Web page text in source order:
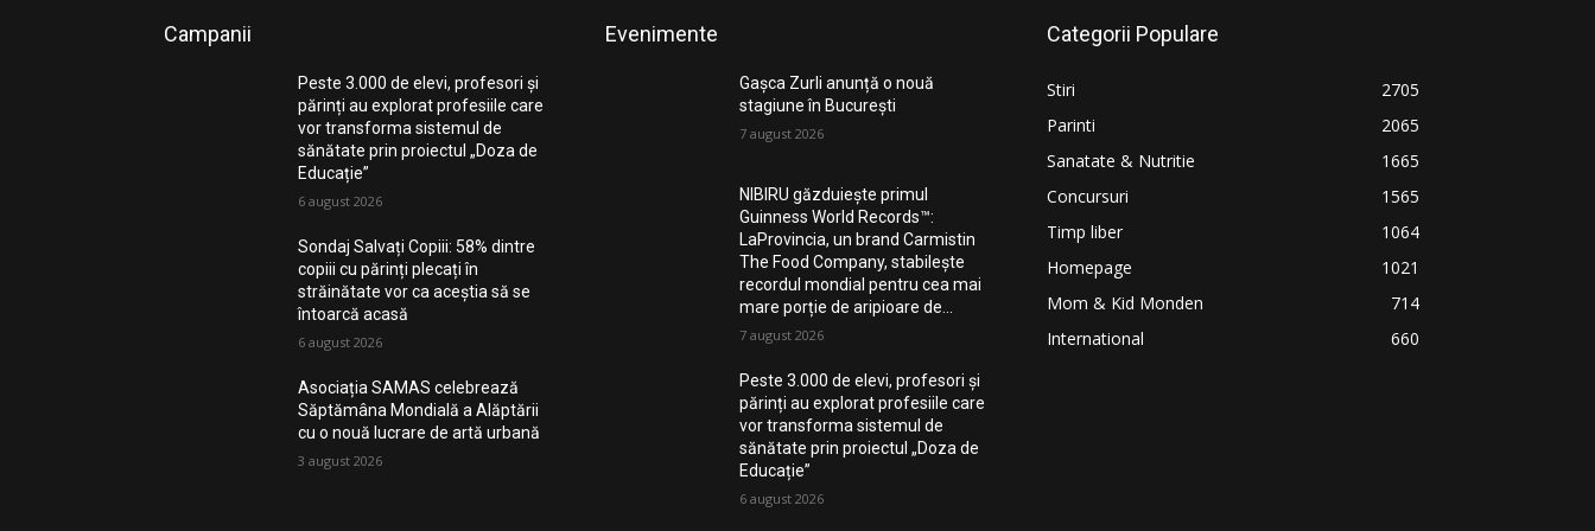
Campanii
Peste 3.000 de elevi, profesori și
părinți au explorat profesiile care
vor transforma sistemul de
sănătate prin proiectul „Doza de
Educație”
6 august 2026
Sondaj Salvați Copiii: 58% dintre
copiii cu părinți plecați în
străinătate vor ca aceștia să se
întoarcă acasă
6 august 2026
Asociația SAMAS celebrează
Săptămâna Mondială a Alăptării
cu o nouă lucrare de artă urbană
3 august 2026
Evenimente
Gașca Zurli anunță o nouă
stagiune în București
7 august 2026
NIBIRU găzduiește primul
Guinness World Records™️:
LaProvincia, un brand Carmistin
The Food Company, stabilește
recordul mondial pentru cea mai
mare porție de aripioare de...
7 august 2026
Peste 3.000 de elevi, profesori și
părinți au explorat profesiile care
vor transforma sistemul de
sănătate prin proiectul „Doza de
Educație”
6 august 2026
Categorii Populare
Stiri
2705
Parinti
2065
Sanatate & Nutritie
1665
Concursuri
1565
Timp liber
1064
Homepage
1021
Mom & Kid Monden
714
International
660